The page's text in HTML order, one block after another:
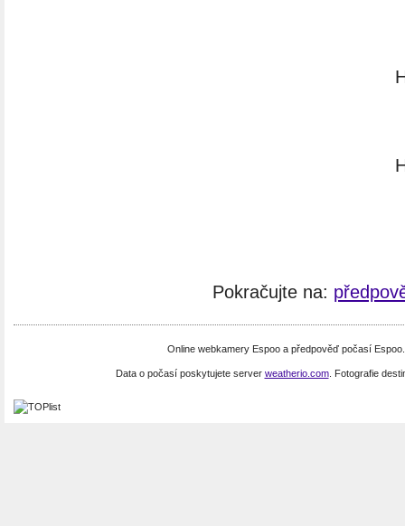
Pokračujte na:
Online webkamery Espoo a předpověď počasí
Data o počasí poskytujete server weatherio.com. Fotografie